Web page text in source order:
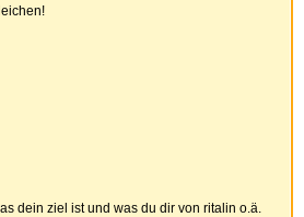
dein ziel ist und was du dir von ritalin o.ä.